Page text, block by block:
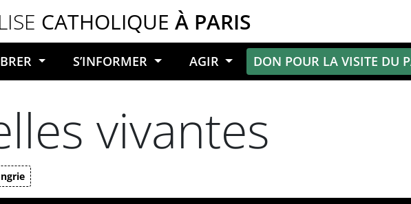
CATHOLIQUE À PARIS
S’INFORMER AGIR DON POUR LA VISITE DU
vivantes